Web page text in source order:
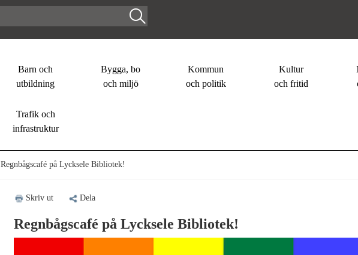
Barn och
utbildning
Bygga, bo
och miljö
Kommun
och politik
Kultur
och fritid
Trafik och
infrastruktur
Regnbågscafé på Lycksele Bibliotek!
Skriv ut Dela
Regnbågscafé på Lycksele Bibliotek!